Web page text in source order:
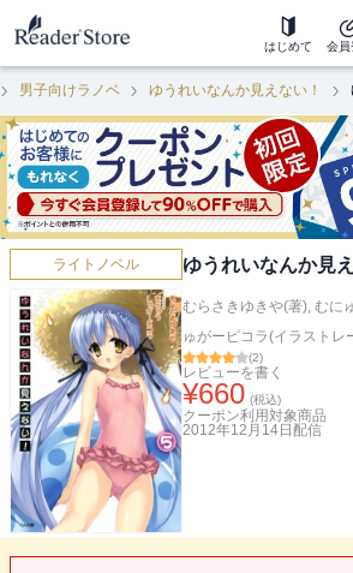
はじめて 会員
男子向けラノベ ゆうれいなんか見えない！
ライトノベル ゆうれいなんか見
むらさきゆきや(著), むに
ゅがーピコラ(イラストレ
(2)
レビューを書く
¥660 (税込)
クーポン利用対象商品
2012年12月14日 配信